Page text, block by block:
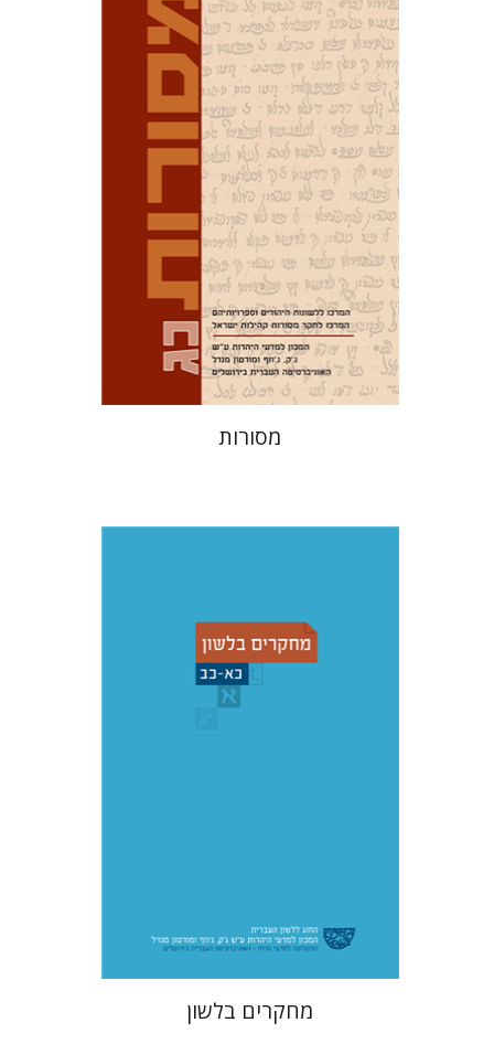
דוד מ' בוניס עפרה תירוש-בקר
הנחת אתר ספר מודפס
$35
$32
מסורות
שמואל פסברג עברי י' בוניס
מחקרים בלשון